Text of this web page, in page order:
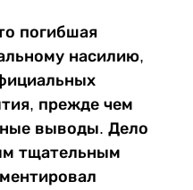
погибшая
насилию,
прежде чем
выводы. Дело
тщательным